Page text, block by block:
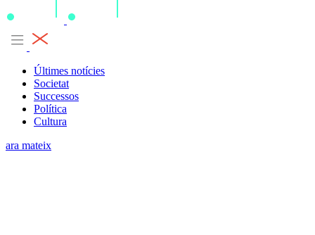
Últimes notícies
Societat
Successos
Política
Cultura
ara mateix